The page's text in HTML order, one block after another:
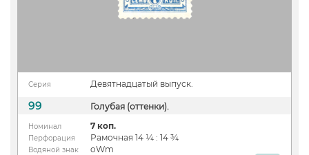
Серия Девятнадцатый выпуск.
99 Голубая (оттенки).
Номинал 7 коп.
Перфорация Рамочная 14 ¼ : 14 ¾
Водяной знак oWm